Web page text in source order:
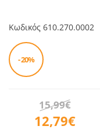
Κωδικός 610.270.0002
- 20%
12,79€
15,99€